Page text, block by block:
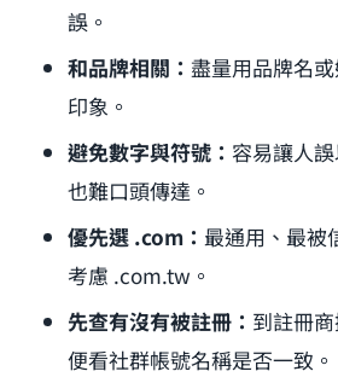
誤。
和品牌相關： 盡量用品牌名
印象。
避免數字與符號：容易讓人
也難口頭傳達。
優先選 .com：最通用、最被
考慮 .com.tw。
先查有沒有被註冊： 到註冊
便看社群帳號名稱是否一致。